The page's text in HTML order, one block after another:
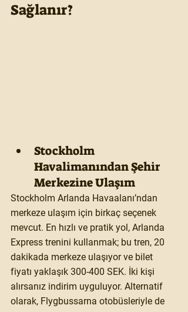
Sağlanır?
Stockholm
Havalimanından Şehir
Merkezine Ulaşım
Stockholm Arlanda Havaalanı’ndan
merkeze ulaşım için birkaç seçenek
mevcut. En hızlı ve pratik yol, Arlanda
Express trenini kullanmak; bu tren, 20
dakikada merkeze ulaşıyor ve bilet
fiyatı yaklaşık 300-400 SEK. İki kişi
alırsanız indirim uyguluyor. Alternatif
olarak, Flygbussarna otobüsleriyle de